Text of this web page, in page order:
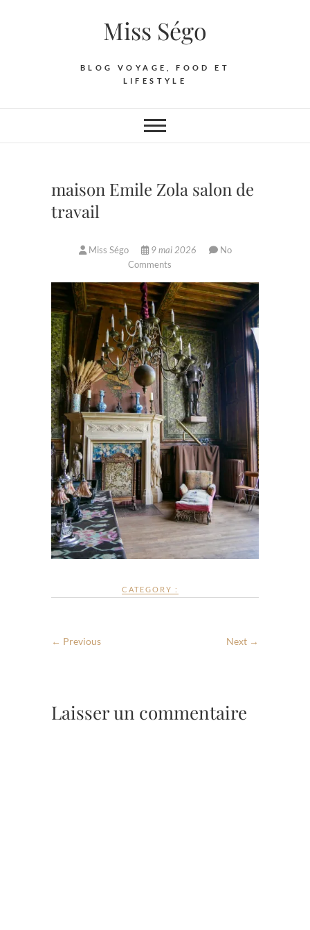
Miss Ségo
BLOG VOYAGE, FOOD ET
LIFESTYLE
maison Emile Zola salon de
travail
Miss Ségo 9 mai 2026
No
Comments
CATEGORY :
← Previous Next →
Laisser un commentaire